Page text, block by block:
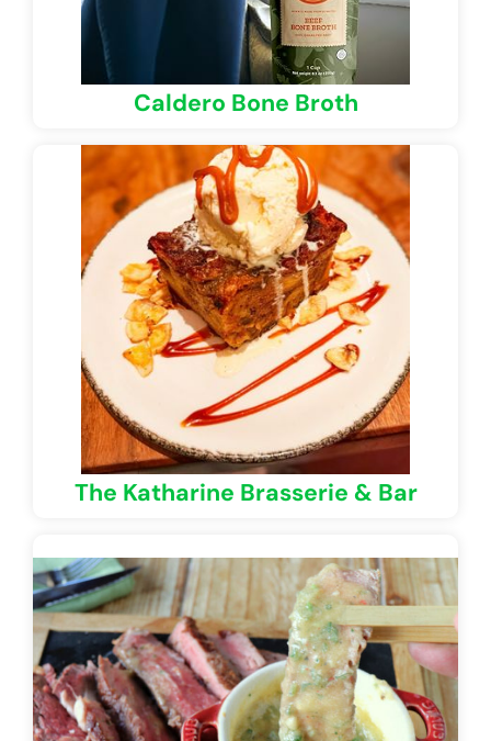
Caldero Bone Broth
The Katharine Brasserie & Bar